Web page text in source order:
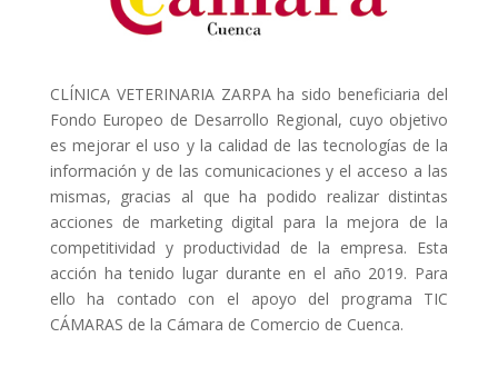
CLÍNICA VETERINARIA ZARPA ha sido beneficiaria del
Fondo Europeo de Desarrollo Regional, cuyo objetivo
es mejorar el uso y la calidad de las tecnologías de la
información y de las comunicaciones y el acceso a las
mismas, gracias al que ha podido realizar distintas
acciones de marketing digital para la mejora de la
competitividad y productividad de la empresa. Esta
acción ha tenido lugar durante en el año 2019. Para
ello ha contado con el apoyo del programa TIC
CÁMARAS de la Cámara de Comercio de Cuenca.